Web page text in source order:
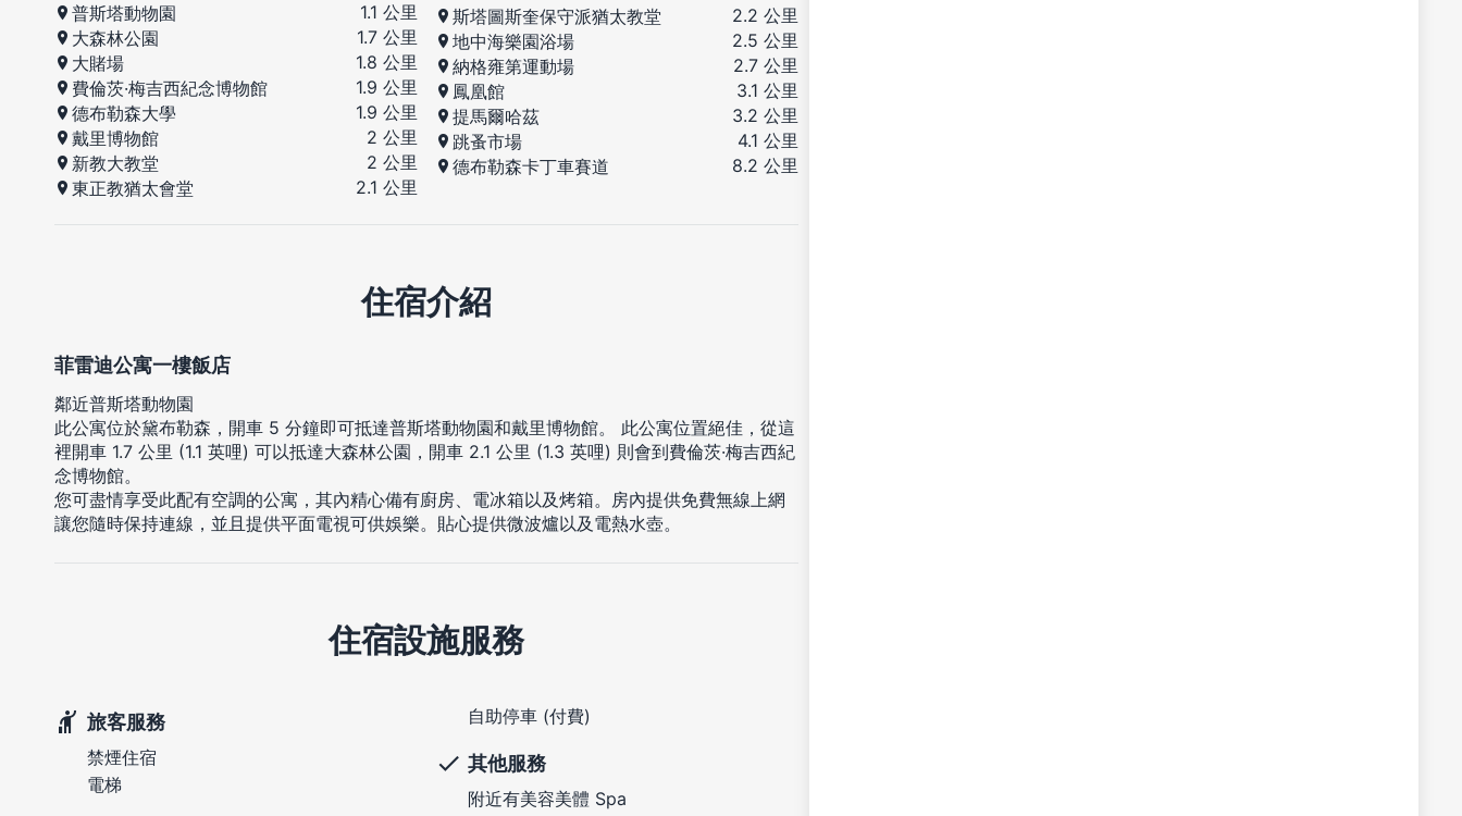
普斯塔動物園
1.1 公里
大森林公園
1.7 公里
大賭場
1.8 公里
費倫茨·梅吉西紀念博物館
1.9 公里
德布勒森大學
1.9 公里
戴里博物館
2 公里
新教大教堂
2 公里
東正教猶太會堂
2.1 公里
斯塔圖斯奎保守派猶太教堂
2.2 公里
地中海樂園浴場
2.5 公里
納格雍第運動場
2.7 公里
鳳凰館
3.1 公里
提馬爾哈茲
3.2 公里
跳蚤市場
4.1 公里
德布勒森卡丁車賽道
8.2 公里
住宿介紹
菲雷迪公寓一樓飯店
鄰近普斯塔動物園
此公寓位於黛布勒森，開車 5 分鐘即可抵達普斯塔動物園和戴里博物館。 此公寓位置絕佳，從這
裡開車 1.7 公里 (1.1 英哩) 可以抵達大森林公園，開車 2.1 公里 (1.3 英哩) 則會到費倫茨·梅吉西紀
念博物館。
您可盡情享受此配有空調的公寓，其內精心備有廚房、電冰箱以及烤箱。房內提供免費無線上網
讓您隨時保持連線，並且提供平面電視可供娛樂。貼心提供微波爐以及電熱水壺。
住宿設施服務
旅客服務
禁煙住宿
電梯
自助停車 (付費)
其他服務
附近有美容美體 Spa